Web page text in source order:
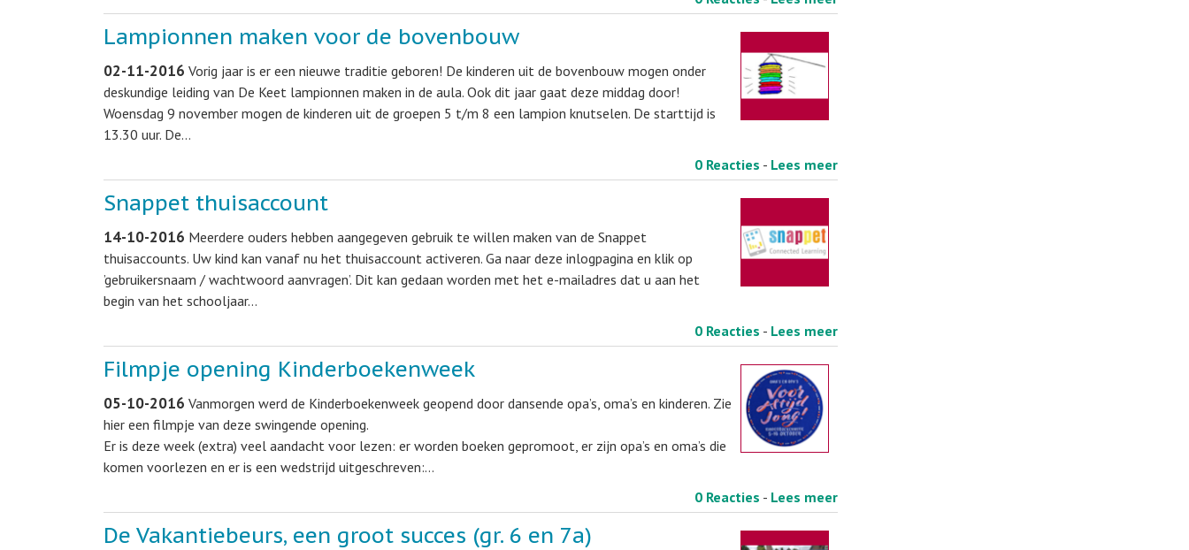
Lampionnen maken voor de bovenbouw
02-11-2016 Vorig jaar is er een nieuwe traditie geboren! De kinderen uit de bovenbouw mogen onder
deskundige leiding van De Keet lampionnen maken in de aula. Ook dit jaar gaat deze middag door!
Woensdag 9 november mogen de kinderen uit de groepen 5 t/m 8 een lampion knutselen. De starttijd is
13.30 uur. De…
0 Reacties - Lees meer
Snappet thuisaccount
14-10-2016 Meerdere ouders hebben aangegeven gebruik te willen maken van de Snappet
thuisaccounts. Uw kind kan vanaf nu het thuisaccount activeren. Ga naar deze inlogpagina en klik op
’gebruikersnaam / wachtwoord aanvragen’. Dit kan gedaan worden met het e-mailadres dat u aan het
begin van het schooljaar…
0 Reacties - Lees meer
Filmpje opening Kinderboekenweek
05-10-2016 Vanmorgen werd de Kinderboekenweek geopend door dansende opa’s, oma’s en kinderen. Zie
hier een filmpje van deze swingende opening.
Er is deze week (extra) veel aandacht voor lezen: er worden boeken gepromoot, er zijn opa’s en oma’s die
komen voorlezen en er is een wedstrijd uitgeschreven:…
0 Reacties - Lees meer
De Vakantiebeurs, een groot succes (gr. 6 en 7a)